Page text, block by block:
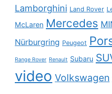
Lamborghini Land Rover
McLaren Mercedes
Nürburgring Peugeot
Range Rover Renault Subaru
video Volkswagen